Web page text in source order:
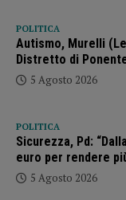
POLITICA
Autismo, Murelli
Distretto di
5 Agosto 2026
POLITICA
Sicurezza, Pd:
euro per rendere
5 Agosto 2026